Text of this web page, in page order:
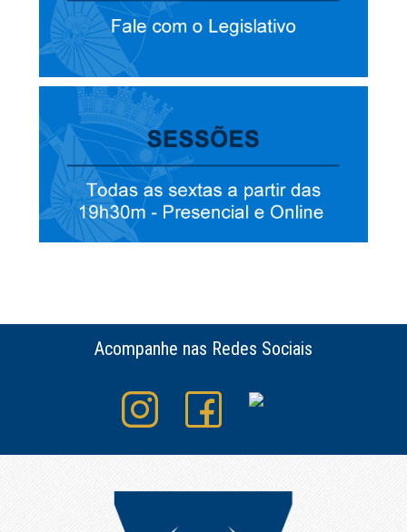
Acompanhe nas Redes Sociais